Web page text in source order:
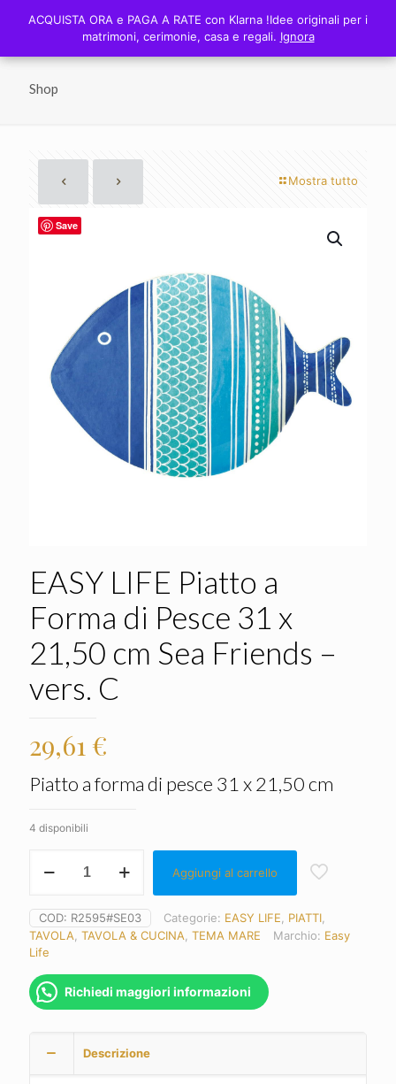
0 0,00 €
Shop
Mostra tutto
Save
EASY LIFE Piatto a
Forma di Pesce 31 x
21,50 cm Sea Friends –
vers. C
29,61 €
Piatto a forma di pesce 31 x 21,50 cm
4 disponibili
LIFE
a
Forma
di
Pesce
31
x
21,50
Friends
Aggiungi al carrello
COD: R2595#SE03 Categorie: EASY LIFE PIATTI
TAVOLA TAVOLA & CUCINA TEMA MARE Marchio: Easy
Life
Richiedi maggiori informazioni
Descrizione
ACQUISTA ORA e PAGA A RATE con Klarna !Idee originali per i
matrimoni, cerimonie, casa e regali. Ignora
ACQUISTA ORA e PAGA A RATE con Klarna !Idee originali per i
matrimoni, cerimonie, casa e regali. Ignora